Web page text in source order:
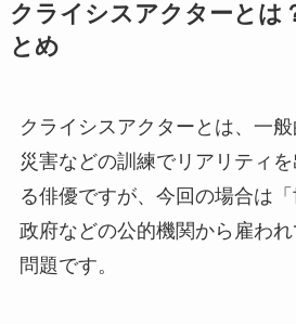
クライシスアクターとは
とめ
クライシスアクターとは、一般
災害などの訓練でリアリティ
る俳優ですが、今回の場合は
政府などの公的機関から雇われ
問題です。